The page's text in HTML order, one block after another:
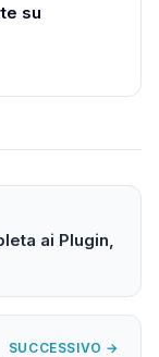
su
ai Plugin,
SUCCESSIVO →